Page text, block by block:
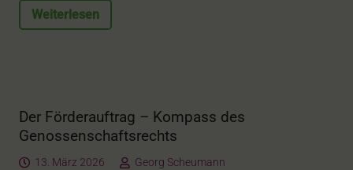
Weiterlesen
Der Förderauftrag – Kompass des
Genossenschaftsrechts
13. März 2026
Georg Scheumann